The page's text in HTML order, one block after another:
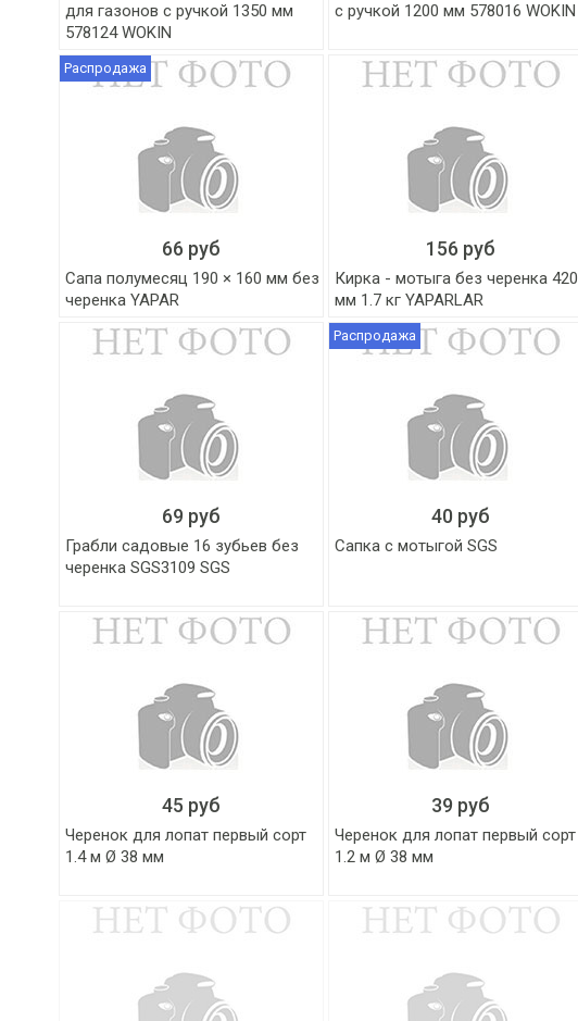
для газонов с ручкой 1350 мм
578124 WOKIN
с ручкой 1200 мм 578016 WOKIN
Распродажа
66 руб
Сапа полумесяц 190 × 160 мм без
черенка YAPAR
156 руб
Кирка - мотыга без черенка 420
мм 1.7 кг YAPARLAR
69 руб
Грабли садовые 16 зубьев без
черенка SGS3109 SGS
Распродажа
40 руб
Сапка с мотыгой SGS
45 руб
Черенок для лопат первый сорт
1.4 м Ø 38 мм
39 руб
Черенок для лопат первый сорт
1.2 м Ø 38 мм